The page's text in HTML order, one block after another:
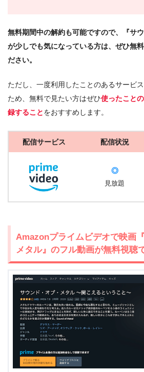
無料期間中の解約も可能ですので、『サ
が少しでも気になっている方は、ぜひ無
ださい。
ただし、一度利用したことのあるサービ
ため、無料で見たい方はぜひ使ったこと
録することをおすすめします。
配信サービス 配信状況
◎
見放題
Amazonプライムビデオで映画
メタル』のフル動画が無料視聴